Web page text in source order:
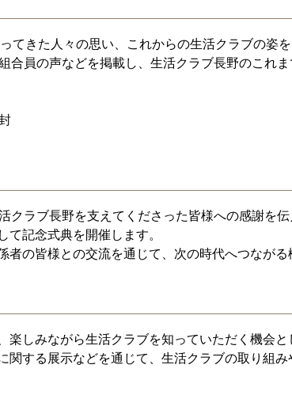
てきた人々の思い、これからの生活クラブの姿
合員の声などを掲載し、生活クラブ長野のこれ
ラブ長野を支えてくださった皆様への感謝を伝
記念式典を開催します。
皆様との交流を通じて、次の時代へつながる
みながら生活クラブを知っていただく機会と
する展示などを通じて、生活クラブの取り組み